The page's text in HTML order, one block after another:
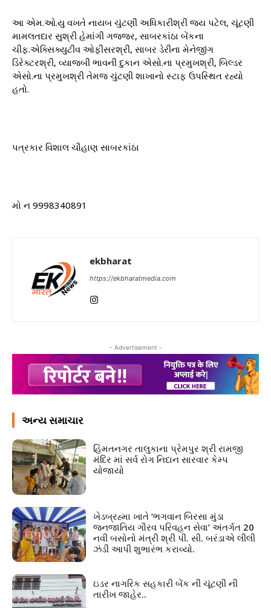
આ એમ.ઓ.યુ વખતે નાયબ ચુંટણી અધિકારીશ્રી જય પટેલ, ચૂંટણી
મામલતદાર સુશ્રી હેમાંગી ગજ્જર, સાબરકાંઠા બેંકના
ચીફ.એક્સિક્યુટીવ ઓફીસરશ્રી, સાબર ડેરીના મેનેજીંગ
ડિરેક્ટરશ્રી, વ્યાજબી ભાવની દુકાન એસો.ના પ્રમુખશ્રી, બિલ્ડર
એસો.ના પ્રમુખશ્રી તેમજ ચુંટણી શાખાનો સ્ટાફ ઉપસ્થિત રહ્યો
હતો.
પત્રકાર વિશાલ ચૌહાણ સાબરકાંઠા
મો ન 9998340891
ekbharat
https://ekbharatmedia.com
- Advertisement -
અન્ય સમાચાર
હિંમતનગર તાલુકાના પ્રેમપુર શ્રી રામજી
મંદિર માં સર્વ રોગ નિદાન સારવાર કેમ્પ
યોજાયો
ખેડબ્રહ્મા ખાતે ‘ભગવાન બિરસા મુંડા
જનજાતિય ગૌરવ પરિવહન સેવા’ અંતર્ગત 20
નવી બસોનો મંત્રી શ્રી પી. સી. બરંડાએ લીલી
ઝંડી આપી શુભારંભ કરાવ્યો.
ઇડર નાગરિક સહકારી બેંક ની ચૂંટણી ની
તારીખ જાહેર..